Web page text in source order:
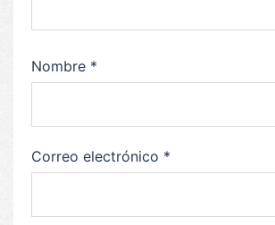
Nombre *
Correo electrónico *